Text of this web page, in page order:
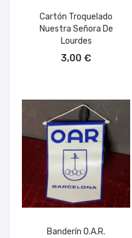
Cartón Troquelado
Nuestra Señora De
Lourdes
3,00 €
Banderín O.A.R.